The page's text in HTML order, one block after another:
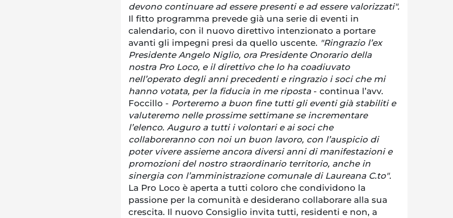
devono continuare ad essere presenti e ad essere valorizzati".
Il fitto programma prevede già una serie di eventi in
calendario, con il nuovo direttivo intenzionato a portare
avanti gli impegni presi da quello uscente. "Ringrazio l’ex
Presidente Angelo Niglio, ora Presidente Onorario della
nostra Pro Loco, e il direttivo che lo ha coadiuvato
nell’operato degli anni precedenti e ringrazio i soci che mi
hanno votata, per la fiducia in me riposta- continua l’avv.
Foccillo - Porteremo a buon fine tutti gli eventi già stabiliti e
valuteremo nelle prossime settimane se incrementare
l’elenco. Auguro a tutti i volontari e ai soci che
collaboreranno con noi un buon lavoro, con l’auspicio di
poter vivere assieme ancora diversi anni di manifestazioni e
promozioni del nostro straordinario territorio, anche in
sinergia con l’amministrazione comunale di Laureana C.to".
La Pro Loco è aperta a tutti coloro che condividono la
passione per la comunità e desiderano collaborare alla sua
crescita. Il nuovo Consiglio invita tutti, residenti e non, a